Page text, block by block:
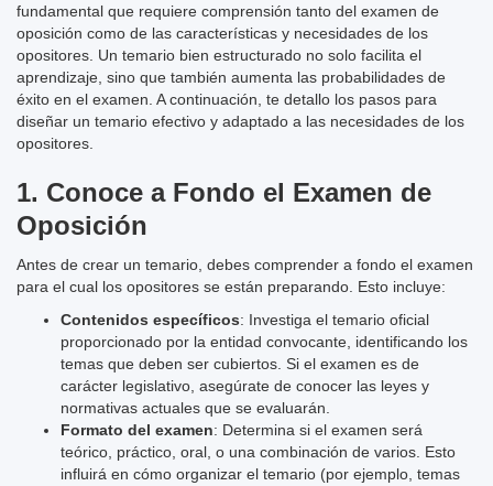
fundamental que requiere comprensión tanto del examen de
oposición como de las características y necesidades de los
opositores. Un temario bien estructurado no solo facilita el
aprendizaje, sino que también aumenta las probabilidades de
éxito en el examen. A continuación, te detallo los pasos para
diseñar un temario efectivo y adaptado a las necesidades de los
opositores.
1. Conoce a Fondo el Examen de
Oposición
Antes de crear un temario, debes comprender a fondo el examen
para el cual los opositores se están preparando. Esto incluye:
Contenidos específicos: Investiga el temario oficial
proporcionado por la entidad convocante, identificando los
temas que deben ser cubiertos. Si el examen es de
carácter legislativo, asegúrate de conocer las leyes y
normativas actuales que se evaluarán.
Formato del examen: Determina si el examen será
teórico, práctico, oral, o una combinación de varios. Esto
influirá en cómo organizar el temario (por ejemplo, temas